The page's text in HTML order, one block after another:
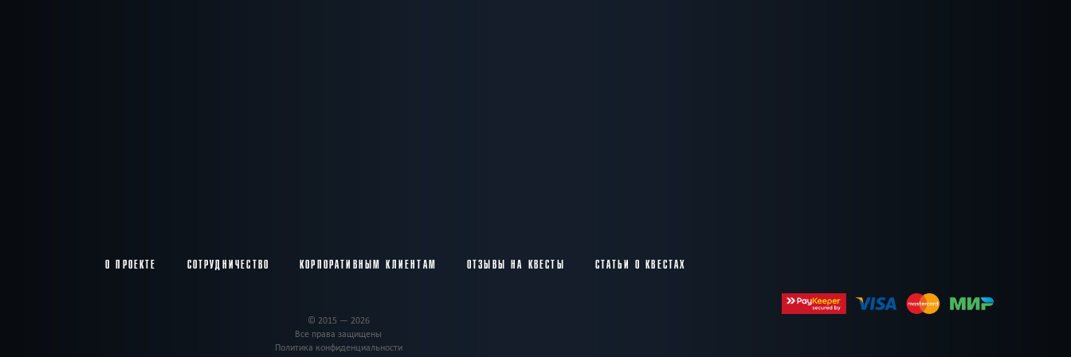
О ПРОЕКТЕ СОТРУДНИЧЕСТВО КОРПОРАТИВНЫМ КЛИЕНТАМ ОТЗЫВЫ НА КВЕСТЫ СТАТЬИ О КВЕСТАХ
© 2015 — 2026
Все права защищены
Политика конфиденциальности